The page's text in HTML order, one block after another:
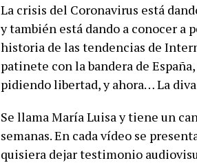
La crisis del Coronavirus está
y también está dando a conocer a
historia de las tendencias de
patinete con la bandera de
pidiendo libertad, y ahora… La
Se llama María Luisa y tiene un
semanas. En cada vídeo se
quisiera dejar testimonio